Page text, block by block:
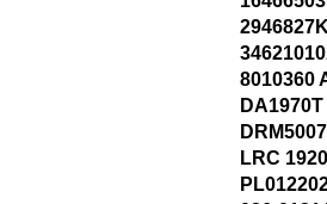
8010360
LRC